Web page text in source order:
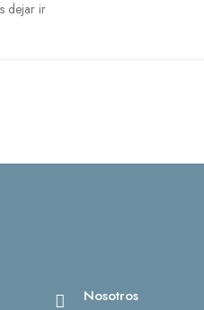
dejar ir
Nosotros